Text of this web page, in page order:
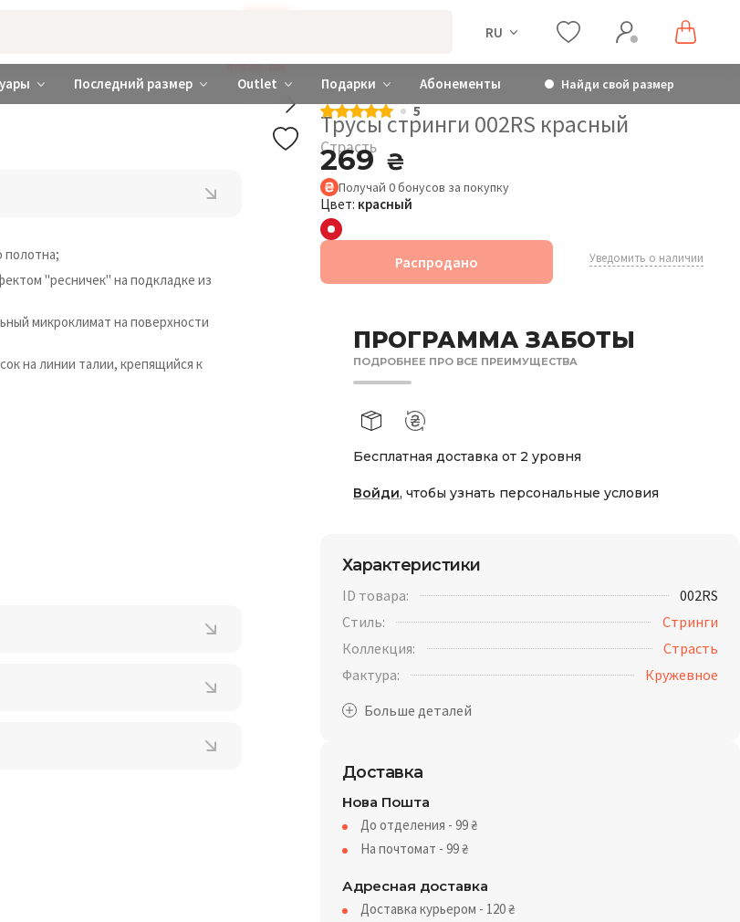
и Украина RU
Последний размер Outlet Подарки Абонементы Найди свой размер
ДОБАВЬ БРА
5
Трусы стринги 002RS красный
Страсть
269 ₴
Получай 0бонусов за покупку
Цвет: красный
Распродано Уведомить о наличии
ПРОГРАММА ЗАБОТЫ
ПОДРОБНЕЕ ПРО ВСЕ ПРЕИМУЩЕСТВА
Бесплатная доставка от 2 уровня
Войди, чтобы узнать персональные условия
Характеристики
ID товара:
002RS
Стиль:
Стринги
Коллекция:
Страсть
Фактура:
Кружевное
Доставка
Нова Пошта
До отделения - 99₴
На почтомат - 99₴
Адресная доставка
Доставка курьером - 120₴
полотна;
"ресничек" на подкладке из
микроклимат на поверхности
на линии талии, крепящийся к